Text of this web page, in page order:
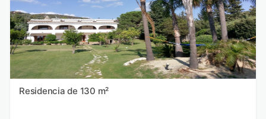
Residencia de 130 m²